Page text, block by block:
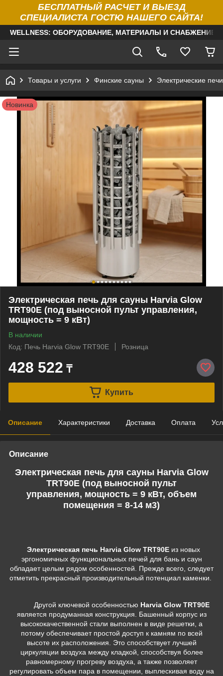
БЕСПЛАТНЫЙ РАСЧЕТ И ВЫЕЗД
СПЕЦИАЛИСТА ГОСТЮ НАШЕГО САЙТА!
WELLNESS: ОБОРУДОВАНИЕ, МАТЕРИАЛЫ И
Товары и услуги Финские сауны Электрические
Новинка
Электрическая печь для сауны Harvia Glow
TRT90E (под выносной пульт управления,
мощность = 9 кВт)
В наличии
Код: Печь Harvia Glow TRT90E
Розница
428 522 ₸
Купить
Описание Характеристики Доставка Оплата
Описание
Электрическая печь для сауны Harvia Glow
TRT90E (под выносной пульт
управления, мощность = 9 кВт, объем
помещения = 8-14 м3)
Электрическая печь Harvia Glow TRT90E из новых
эргономичных функциональных печей для бань и саун
обладает целым рядом особенностей. Прежде всего, следует
отметить прекрасный производительный потенциал каменки.
Другой ключевой особенностью Harvia Glow TRT90E
является продуманная конструкция. Башенный корпус из
высококачественной стали выполнен в виде решетки, а
потому обеспечивает простой доступ к камням по всей
высоте их расположения. Это способствует лучшей
циркуляции воздуха между кладкой, способствуя более
равномерному прогреву воздуха, а также позволяет
регулировать объем пара в помещении, выплескивая воду на